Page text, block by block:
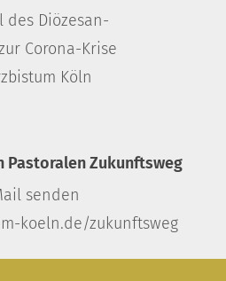
Diözesan-
Corona-Krise
Köln
Pastoralen Zukunftsweg
senden
koeln.de/zukunftsweg